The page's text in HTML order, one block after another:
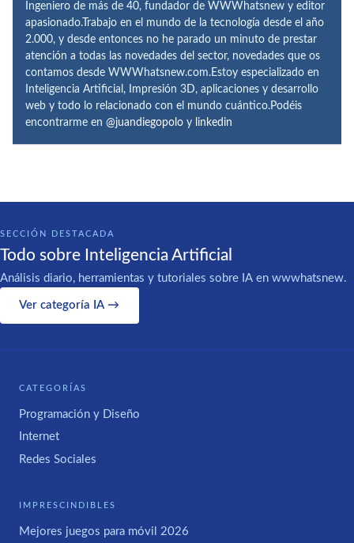
Ingeniero de más de 40, fundador de WWWhatsnew y editor
apasionado.Trabajo en el mundo de la tecnología desde el año
2.000, y desde entonces no he parado un minuto de prestar
atención a todas las novedades del sector, novedades que os
contamos desde WWWhatsnew.com.Estoy especializado en
Inteligencia Artificial, Impresión 3D, aplicaciones y desarrollo
web y todo lo relacionado con el mundo cuántico.Podéis
encontrarme en @juandiegopolo y linkedin
SECCIÓN DESTACADA
Todo sobre Inteligencia Artificial
Análisis diario, herramientas y tutoriales sobre IA en wwwhatsnew.
Ver categoría IA →
CATEGORÍAS
Programación y Diseño
Internet
Redes Sociales
IMPRESCINDIBLES
Mejores juegos para móvil 2026